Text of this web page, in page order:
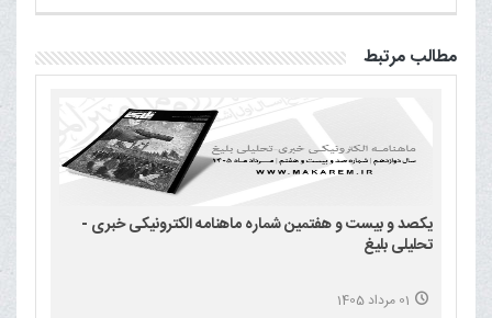
مطالب مرتبط
یکصد و بیست و هفتمین شماره ماهنامه الکترونیکی خبری -
تحلیلی بلیغ
01 مرداد 1405